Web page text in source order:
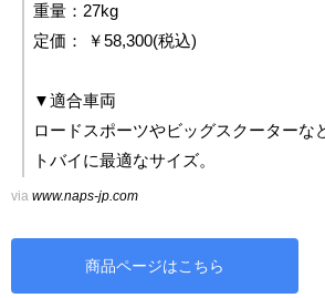
重量：27kg
定価： ￥58,300(税込)
▼適合車両
ロードスポーツやビッグスクーターな
トバイに最適なサイズ。
via www.naps-jp.com
商品ページはこちら